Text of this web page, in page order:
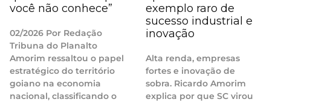
você não conhece”
02/2026 Por Redação
Tribuna do Planalto
Amorim ressaltou o papel
estratégico do território
goiano na economia
nacional, classificando o
exemplo raro de
sucesso industrial e
inovação
Alta renda, empresas
fortes e inovação de
sobra. Ricardo Amorim
explica por que SC virou